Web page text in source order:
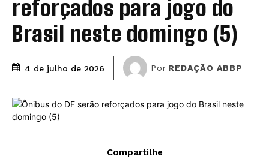
reforçados para jogo do
Brasil neste domingo (5)
4 de julho de 2026 Por REDAÇÃO ABBP
Compartilhe